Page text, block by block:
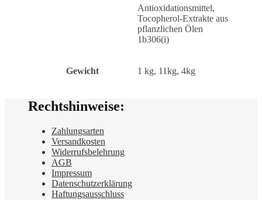
Antioxidationsmittel,
Tocopherol-Extrakte aus
pflanzlichen Ölen
1b306(i)
Gewicht 1 kg, 11kg, 4kg
Rechtshinweise:
Zahlungsarten
Versandkosten
Widerrufsbelehrung
AGB
Impressum
Datenschutzerklärung
Haftungsausschluss